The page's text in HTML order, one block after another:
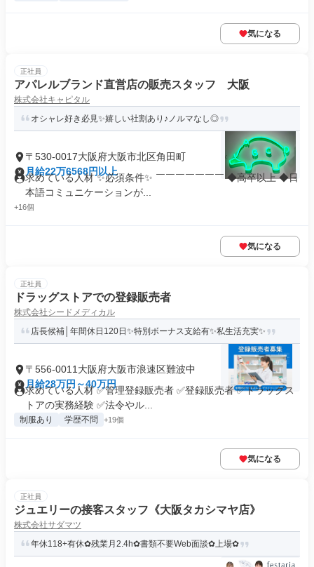
気になる
正社員
アパレルブランド直営店の販売スタッフ 大阪
株式会社キャピタル
オシャレ好き必見✨嬉しい社割あり♪ノルマなし◎
〒530-0017大阪府大阪市北区角田町
月給22万6568円以上
求めている人材 ✨必須条件✨ ￣￣￣￣￣￣￣ ◆高卒以上 ◆日
本語コミュニケーションが...
+16個
気になる
正社員
ドラッグストアでの登録販売者
株式会社シードメディカル
店長候補│年間休日120日✨特別ボーナス支給有✨私生活充実✨
〒556-0011大阪府大阪市浪速区難波中
月給28万円～40万円
求めている人材 ✅管理登録販売者 ✅登録販売者 ✅ドラッグス
トアの実務経験 ✅法令やル...
制服あり 学歴不問 +19個
気になる
正社員
ジュエリーの接客スタッフ《大阪タカシマヤ店》
株式会社サダマツ
年休118+有休✿残業月2.4h✿書類不要Web面談✿上場✿